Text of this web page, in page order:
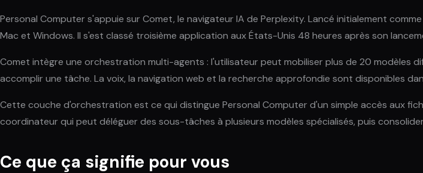
Personal Computer s'appuie sur Comet, le navigateur IA de Perplexity. Lancé initialement
Mac et Windows. Il s'est classé troisième application aux États-Unis 48 heures après son
Comet intègre une orchestration multi-agents : l'utilisateur peut mobiliser plus de 20 modèles
accomplir une tâche. La voix, la navigation web et la recherche approfondie sont disponibles
Cette couche d'orchestration est ce qui distingue Personal Computer d'un simple accès aux
coordinateur qui peut déléguer des sous-tâches à plusieurs modèles spécialisés, puis
Ce que ça signifie pour vous